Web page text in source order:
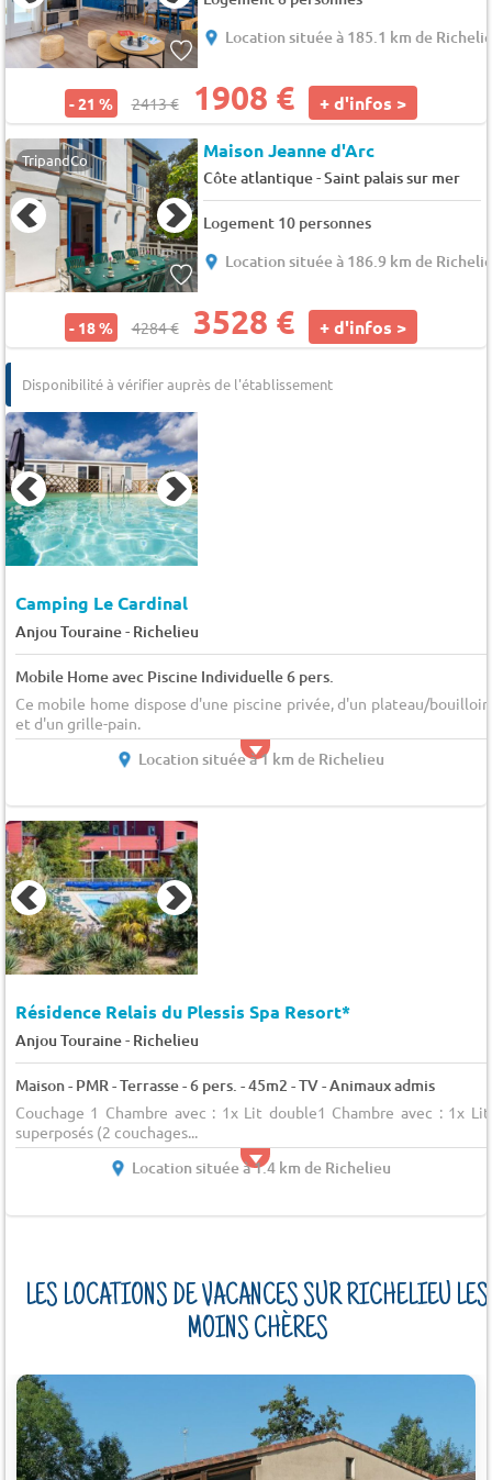
Location située à 185.1 km de
- 21 % 2413 € 1908 € + d'infos >
TripandCo Maison Jeanne d'Arc
Côte atlantique-Saint palais sur mer
Logement 10 personnes
Location située à 186.9 km de
- 18 % 4284 € 3528 € + d'infos >
Disponibilité à vérifier auprès de l'établissement
Camping Le Cardinal
Anjou Touraine- Richelieu
Mobile Home avec Piscine Individuelle 6 pers.
Ce mobile home dispose d'une piscine privée, d'un plateau/
et d'un grille-pain.
Location située à 1 km de Richelieu
Résidence Relais du Plessis Spa Resort*
Anjou Touraine- Richelieu
Maison - PMR - Terrasse - 6 pers. - 45m2 - TV - Animaux admis
Couchage 1 Chambre avec : 1x Lit double1 Chambre avec : 1x
superposés (2 couchages...
Location située à 1.4 km de Richelieu
LES LOCATIONS DE VACANCES SUR RICHELIEU LES
MOINS CHÈRES